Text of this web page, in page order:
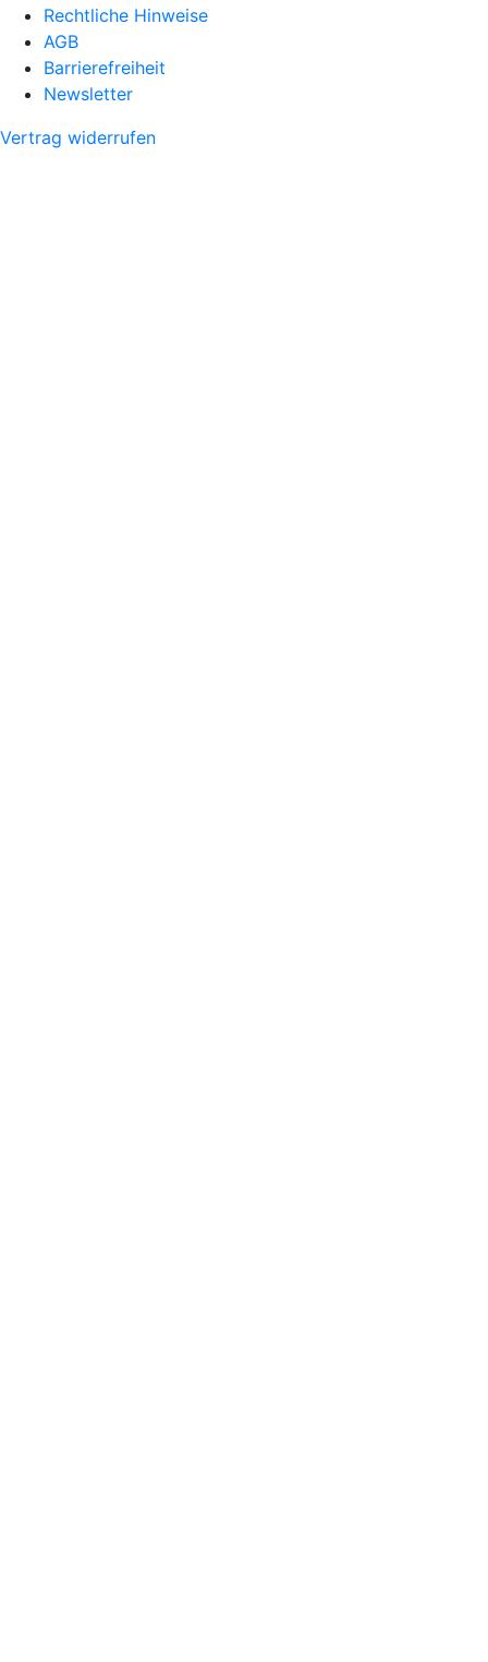
Rechtliche Hinweise
AGB
Barrierefreiheit
Newsletter
Vertrag widerrufen